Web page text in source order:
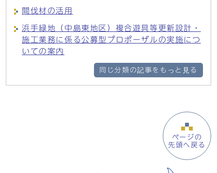
間伐材の活用
浜手緑地（中島東地区）複合遊具等更新設計・
施工業務に係る公募型プロポーザルの実施につ
いての案内
同じ分類の記事をもっと見る
ページの
先頭へ戻る